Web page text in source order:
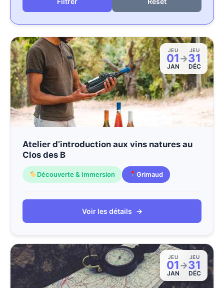
JEU
01
JAN
→
JEU
31
DÉC
Atelier d’introduction aux vins natures au
Clos des B
Découverte & Immersion Grimaud
Voir les détails →
JEU
01
JAN
→
JEU
31
DÉC